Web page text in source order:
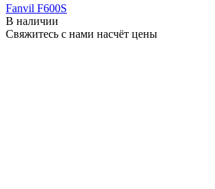
Fanvil F600S
В наличии
Свяжитесь с нами насчёт цены